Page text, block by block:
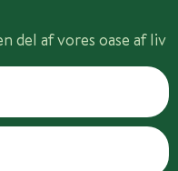
del af vores oase af liv